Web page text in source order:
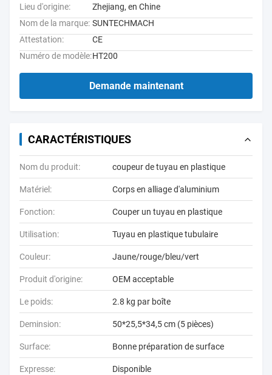
Lieu d'origine:
Zhejiang, en Chine
Nom de la marque: SUNTECHMACH
Attestation:
CE
Numéro de modèle:HT200
Demande maintenant
CARACTÉRISTIQUES
Nom du produit: coupeur de tuyau en plastique
Matériel: Corps en alliage d'aluminium
Fonction: Couper un tuyau en plastique
Utilisation: Tuyau en plastique tubulaire
Couleur: Jaune/rouge/bleu/vert
Produit d'origine: OEM acceptable
Le poids: 2.8 kg par boîte
Deminsion: 50*25,5*34,5 cm (5 pièces)
Surface: Bonne préparation de surface
Expresse: Disponible